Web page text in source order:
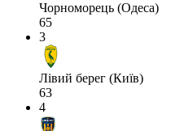
Чорноморець (Одеса)
65
3
Лівий берег (Київ)
63
4